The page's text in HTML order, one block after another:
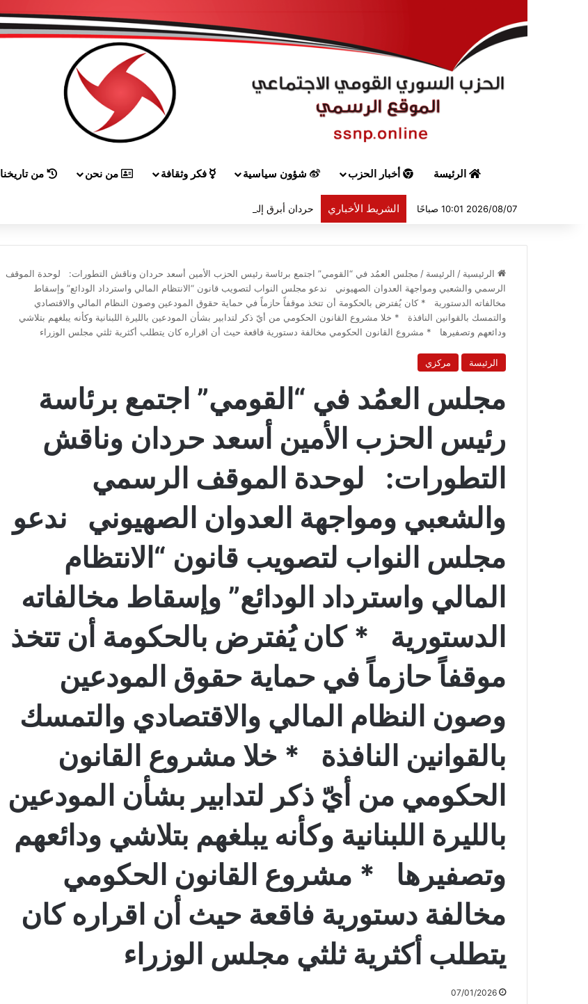
الرئيسة أخبار الحزب شؤون سياسية فكر وثقافة من نحن من تاريخنا
2026/08/07 10:01 صباحًا الشريط الأخباري حردان أبرق إلى هيكل مهنئاً بمناسبة عيد الجيش
الرئيسية / الرئيسة / مجلس العمُد في “القومي” اجتمع برئاسة رئيس الحزب الأمين أسعد حردان وناقش التطورات: لوحدة الموقف
الرسمي والشعبي ومواجهة العدوان الصهيوني ندعو مجلس النواب لتصويب قانون “الانتظام المالي واسترداد الودائع” وإسقاط
مخالفاته الدستورية * كان يُفترض بالحكومة أن تتخذ موقفاً حازماً في حماية حقوق المودعين وصون النظام المالي والاقتصادي
والتمسك بالقوانين النافذة * خلا مشروع القانون الحكومي من أيّ ذكر لتدابير بشأن المودعين بالليرة اللبنانية وكأنه يبلغهم بتلاشي
ودائعهم وتصفيرها * مشروع القانون الحكومي مخالفة دستورية فاقعة حيث أن اقراره كان يتطلب أكثرية ثلثي مجلس الوزراء
الرئيسة مركزي
مجلس العمُد في “القومي” اجتمع برئاسة
رئيس الحزب الأمين أسعد حردان وناقش
التطورات: لوحدة الموقف الرسمي
والشعبي ومواجهة العدوان الصهيوني ندعو
مجلس النواب لتصويب قانون “الانتظام
المالي واسترداد الودائع” وإسقاط مخالفاته
الدستورية * كان يُفترض بالحكومة أن تتخذ
موقفاً حازماً في حماية حقوق المودعين
وصون النظام المالي والاقتصادي والتمسك
بالقوانين النافذة * خلا مشروع القانون
الحكومي من أيّ ذكر لتدابير بشأن المودعين
بالليرة اللبنانية وكأنه يبلغهم بتلاشي ودائعهم
وتصفيرها * مشروع القانون الحكومي
مخالفة دستورية فاقعة حيث أن اقراره كان
يتطلب أكثرية ثلثي مجلس الوزراء
07/01/2026